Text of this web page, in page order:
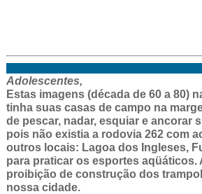
Adolescentes,
Estas imagens (década de 60 a 80)
tinha suas casas de campo na
de pescar, nadar, esquiar e ancorar
pois não existia a rodovia 262 com
outros locais: Lagoa dos Ingleses,
para praticar os esportes
proibição de construção dos
nossa cidade.